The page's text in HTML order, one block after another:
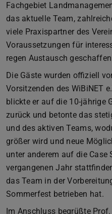
Fachgebiet
das aktuelle Team,
viele Praxispartner des
Voraussetzungen für
regen Austausch
Die Gäste wurden offiziell
Vorsitzenden des WiBiNET
blickte er auf die 10-jährige
zurück und betonte das
und des aktiven Teams,
größer wird und neue
unter anderem auf die Case
vergangenen Jahr
das Team in der
Sommerfest betrieben hat.
Im Anschluss begrüßte